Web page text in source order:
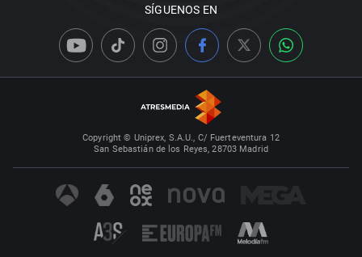
SÍGUENOS EN
Copyright © Uniprex, S.A.U., C/ Fuerteventura 12
San Sebastián de los Reyes, 28703 Madrid